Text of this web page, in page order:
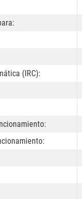
(IRC):